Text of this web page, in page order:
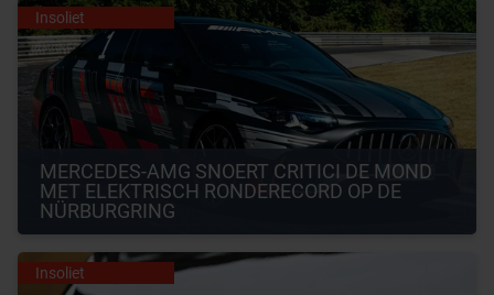
Insoliet
MERCEDES-AMG SNOERT CRITICI DE MOND
MET ELEKTRISCH RONDERECORD OP DE
NÜRBURGRING
Insoliet